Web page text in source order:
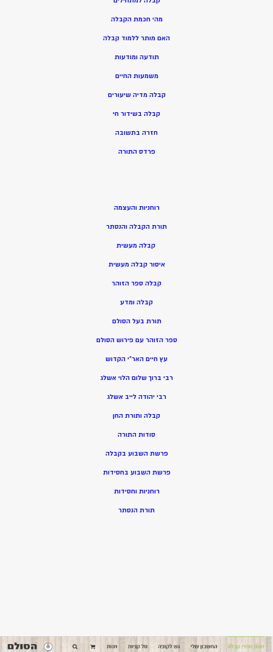
מהי חכמת הקבלה
האם מותר ללמוד קבלה
תודעה ומודעות
משמעות החיים
קבלה מדיה שיעורים
קבלה בשידור חי
חזרה בתשובה
פרדס התורה
רוחניות והעצמה
תורת הקבלה והנסתר
קבלה מעשית
איסור קבלה מעשית
קבלה ספר הזוהר
קבלה ומדע
תורת בעל הסולם
ספר הזוהר עם פירוש הסולם
עץ חיים האר”י הקדוש
רבי ברוך שלום הלוי אשלג
רבי יהודה לייב אשלג
קבלה ותורת החן
סודות התורה
פרשת השבוע בקבלה
פרשת השבוע בחסידות
רוחניות וחסידות
תורת הנסתר